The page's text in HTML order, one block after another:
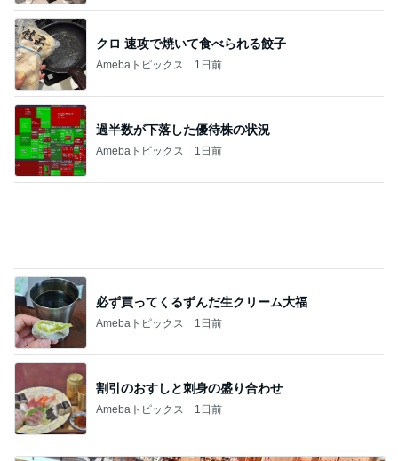
クロ 速攻で焼いて食べられる餃子
Amebaトピックス 1日前
過半数が下落した優待株の状況
Amebaトピックス 1日前
割引のおすしと刺身の盛り合わせ
Amebaトピックス 1日前